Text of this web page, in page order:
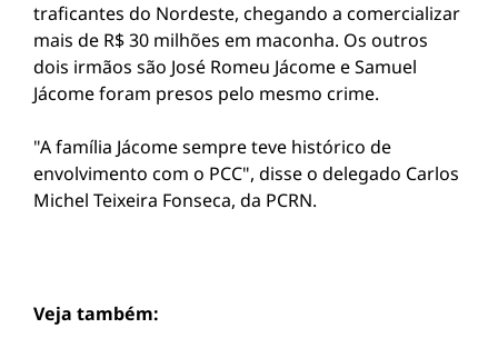
traficantes do Nordeste, chegando a comercializar
mais de R$ 30 milhões em maconha. Os outros
dois irmãos são José Romeu Jácome e Samuel
Jácome foram presos pelo mesmo crime.
"A família Jácome sempre teve histórico de
envolvimento com o PCC", disse o delegado Carlos
Michel Teixeira Fonseca, da PCRN.
Veja também: